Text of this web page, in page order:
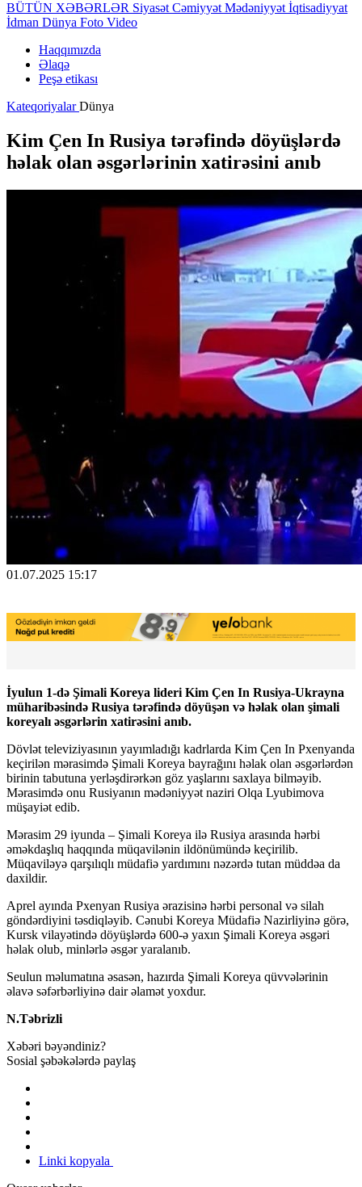
BÜTÜN XƏBƏRLƏR Siyasət Cəmiyyət Mədəniyyət İqtisadiyyat
İdman Dünya Foto Video
Haqqımızda
Əlaqə
Peşə etikası
KateqoriyalarDünya
Kim Çen In Rusiya tərəfində döyüşlərdə
həlak olan əsgərlərinin xatirəsini anıb
01.07.2025 15:17
İyulun 1-də Şimali Koreya lideri Kim Çen In Rusiya-Ukrayna
müharibəsində Rusiya tərəfində döyüşən və həlak olan şimali
koreyalı əsgərlərin xatirəsini anıb.
Dövlət televiziyasının yayımladığı kadrlarda Kim Çen In Pxenyanda
keçirilən mərasimdə Şimali Koreya bayrağını həlak olan əsgərlərdən
birinin tabutuna yerləşdirərkən göz yaşlarını saxlaya bilməyib.
Mərasimdə onu Rusiyanın mədəniyyət naziri Olqa Lyubimova
müşayiət edib.
Mərasim 29 iyunda – Şimali Koreya ilə Rusiya arasında hərbi
əməkdaşlıq haqqında müqavilənin ildönümündə keçirilib.
Müqaviləyə qarşılıqlı müdafiə yardımını nəzərdə tutan müddəa da
daxildir.
Aprel ayında Pxenyan Rusiya ərazisinə hərbi personal və silah
göndərdiyini təsdiqləyib. Cənubi Koreya Müdafiə Nazirliyinə görə,
Kursk vilayətində döyüşlərdə 600-ə yaxın Şimali Koreya əsgəri
həlak olub, minlərlə əsgər yaralanıb.
Seulun məlumatına əsasən, hazırda Şimali Koreya qüvvələrinin
əlavə səfərbərliyinə dair əlamət yoxdur.
N.Təbrizli
Xəbəri bəyəndiniz?
Sosial şəbəkələrdə paylaş
Linki kopyala